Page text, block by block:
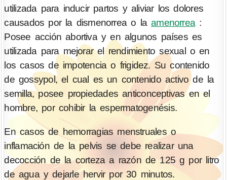
utilizada para inducir partos y aliviar los dolores
causados por la dismenorrea o laamenorrea :
Posee acción abortiva y en algunos países es
utilizada para mejorar el rendimiento sexual o en
los casos de impotencia o frigidez. Su contenido
de gossypol, el cual es un contenido activo de la
semilla, posee propiedades anticonceptivas en el
hombre, por cohibir la espermatogenésis.
En casos de hemorragias menstruales o
inflamación de la pelvis se debe realizar una
decocción de la corteza a razón de 125 g por litro
de agua y dejarle hervir por 30 minutos.